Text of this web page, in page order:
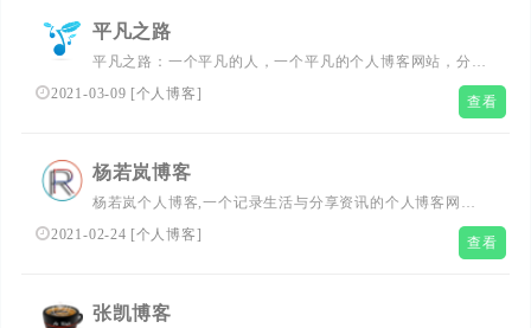
平凡之路
平凡之路：一个平凡的人，一个平凡的个人博客网站，分享
一些有用的，比较好的免费资源。...
2021-03-09 [个人博客] 查看
杨若岚博客
杨若岚个人博客,一个记录生活与分享资讯的个人博客网
站；记录生活点滴,分享资讯,珍藏美丽回忆等资讯博客....
2021-02-24 [个人博客] 查看
张凯博客